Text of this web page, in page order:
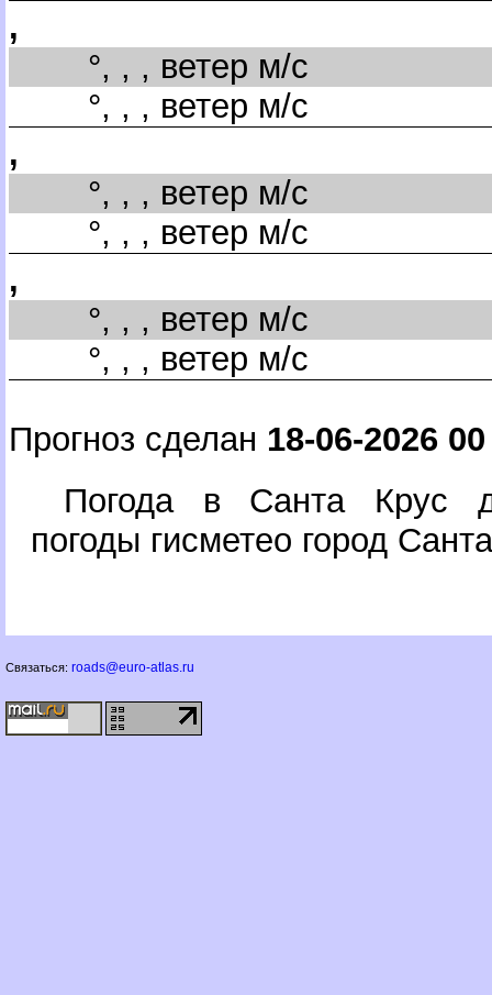
,
°, , , ветер м/с
°, , , ветер м/с
,
°, , , ветер м/с
°, , , ветер м/с
,
°, , , ветер м/с
°, , , ветер м/с
Прогноз сделан 18-06-2026
Погода в Санта Крус
погоды гисметео город
Связаться: roads@euro-atlas.ru